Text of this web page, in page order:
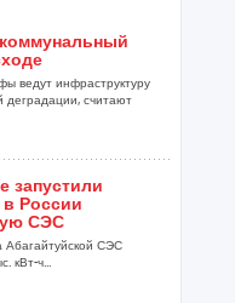
ведут инфраструктуру
считают
запустили
России
СЭС
Абагайтуйской СЭС
кВт-ч...